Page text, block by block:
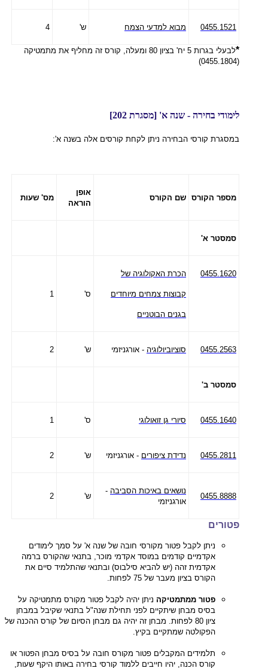
4 ש' מבוא למדעי הצמח 0455.1521
*
לבעלי בגרות 5 יח' בציון 80 ומעלה, קורס זה מחליף את מתמטיקה
(0455.1804)
לימודי בחירה - שנה א' [מסגרת 202]
במסגרת קורסי הבחירה ניתן לקחת קורסים אלה בשנה א':
מס' שעות
אופן
הוראה
שם הקורס מספר הקורס
סמסטר א'
1 ס'
הכרת האקולוגיה של
קבוצות צמחים מיוחדים
בגנים הבוטניים
0455.1620
2 ש' סוציוביולוגיה - אורגניזמי 0455.2563
סמסטר ב'
1 ס' סיורי גן זואולוגי 0455.1640
2 ש' נדידת ציפורים - אורגניזמי 0455.2811
2 ש'
נושאים באיכות הסביבה -
אורגניזמי
0455.8888
פטורים
ניתן לקבל פטור מקורסי חובה של שנה א' על סמך לימודים
אקדמיים קודמים במוסד אקדמי מוכר, בתנאי שהקורס ברמה
אקדמית זהה (יש להביא סילבוס) ובתנאי שהתלמיד סיים את
הקורס בציון מעבר של 75 לפחות.
פטור ממתמטיקה ניתן יהיה לקבל פטור מקורס מתמטיקה על
בסיס מבחן שיתקיים לפני תחילת שנה"ל בתנאי שקיבל במבחן
ציון 80 לפחות. מבחן זה יהיה גם מבחן הסיום של קורס ההכנה של
הפקולטה שמתקיים בקיץ.
תלמידים המקבלים פטור מקורס חובה על בסיס מבחן הפטור או
קורס הכנה, יהיו חייבים ללמוד קורסי בחירה באותו היקף שעות,